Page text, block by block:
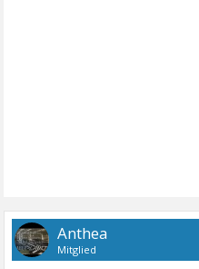
Anthea
Mitglied